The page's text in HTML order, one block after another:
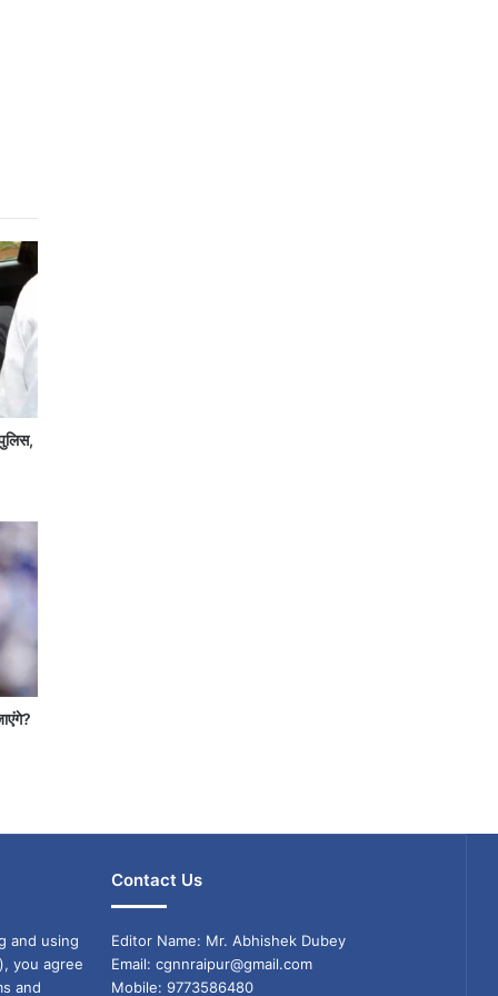
and using
you agree
and
Contact Us
Editor Name: Mr. Abhishek Dubey
Email: cgnnraipur@gmail.com
Mobile: 9773586480